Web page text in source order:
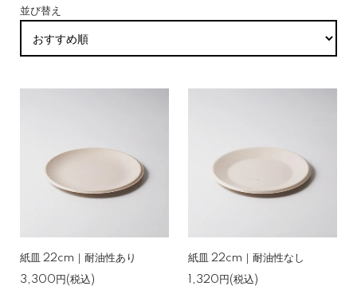
並び替え
紙皿 22cm｜耐油性あり
3,300円(税込)
紙皿 22cm｜耐油性なし
1,320円(税込)